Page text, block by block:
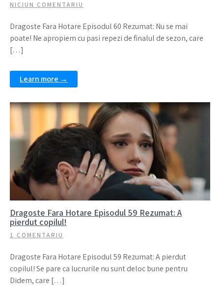
NICIUN COMENTARIU
Dragoste Fara Hotare Episodul 60 Rezumat: Nu se mai
poate! Ne apropiem cu pasi repezi de finalul de sezon, care
[…]
Learn more →
Dragoste Fara Hotare Episodul 59 Rezumat: A
pierdut copilul!
1 COMENTARIU
Dragoste Fara Hotare Episodul 59 Rezumat: A pierdut
copilul! Se pare ca lucrurile nu sunt deloc bune pentru
Didem, care […]